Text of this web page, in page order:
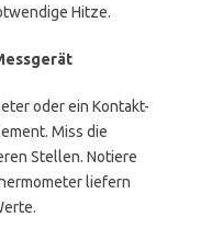
Hitze.
oder ein Kontakt-
Miss die
Stellen. Notiere
liefern